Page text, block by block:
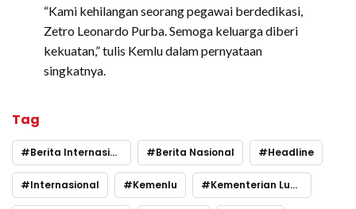
“Kami kehilangan seorang pegawai berdedikasi,
Zetro Leonardo Purba. Semoga keluarga diberi
kekuatan,” tulis Kemlu dalam pernyataan
singkatnya.
Tag
Berita Internasional Berita Nasional Headline
Internasional Kemenlu Kementerian Luar Negeri